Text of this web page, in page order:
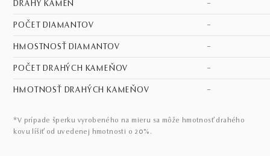
DRAHÝ KAMEŇ –
POČET DIAMANTOV –
HMOSTNOSŤ DIAMANTOV –
POČET DRAHÝCH KAMEŇOV –
HMOTNOSŤ DRAHÝCH KAMEŇOV –
*V prípade šperku vyrobeného na mieru sa môže hmotnosť drahého
kovu líšiť od uvedenej hmotnosti o 20%.